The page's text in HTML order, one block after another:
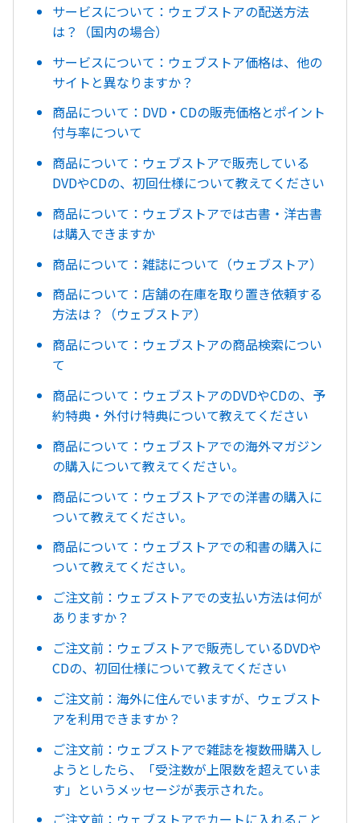
サービスについて：ウェブストアの配送方法
は？（国内の場合）
サービスについて：ウェブストア価格は、他の
サイトと異なりますか？
商品について：DVD・CDの販売価格とポイント
付与率について
商品について：ウェブストアで販売している
DVDやCDの、初回仕様について教えてください
商品について：ウェブストアでは古書・洋古書
は購入できますか
商品について：雑誌について（ウェブストア）
商品について：店舗の在庫を取り置き依頼する
方法は？（ウェブストア）
商品について：ウェブストアの商品検索につい
て
商品について：ウェブストアのDVDやCDの、予
約特典・外付け特典について教えてください
商品について：ウェブストアでの海外マガジン
の購入について教えてください。
商品について：ウェブストアでの洋書の購入に
ついて教えてください。
商品について：ウェブストアでの和書の購入に
ついて教えてください。
ご注文前：ウェブストアでの支払い方法は何が
ありますか？
ご注文前：ウェブストアで販売しているDVDや
CDの、初回仕様について教えてください
ご注文前：海外に住んでいますが、ウェブスト
アを利用できますか？
ご注文前：ウェブストアで雑誌を複数冊購入し
ようとしたら、「受注数が上限数を超えていま
す」というメッセージが表示された。